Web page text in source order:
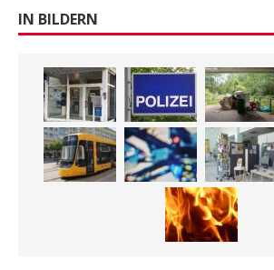
IN BILDERN